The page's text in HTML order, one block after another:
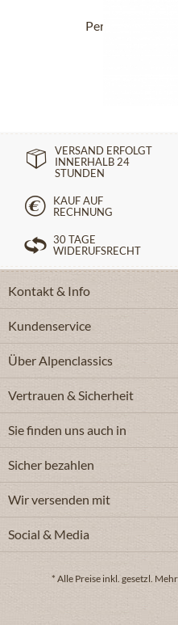
VERSAND ERFOLGT
INNERHALB 24
STUNDEN
KAUF AUF
RECHNUNG
30 TAGE
WIDERUFSRECHT
Kontakt & Info
Kundenservice
Über Alpenclassics
Vertrauen & Sicherheit
Sie finden uns auch in
Sicher bezahlen
Wir versenden mit
Social & Media
* Alle Preise inkl. gesetzl.